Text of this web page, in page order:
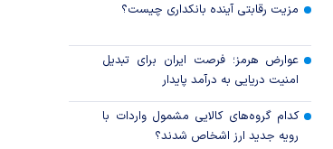
مزیت رقابتی آینده بانکداری چیست؟
عوارض هرمز؛ فرصت ایران برای تبدیل
امنیت دریایی به درآمد پایدار
کدام گروه‌های کالایی مشمول واردات با
رویه جدید ارز اشخاص شدند؟